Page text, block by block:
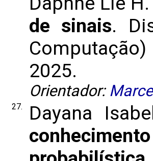
de sinais.
2025.
Orientador:
27.
Dayana